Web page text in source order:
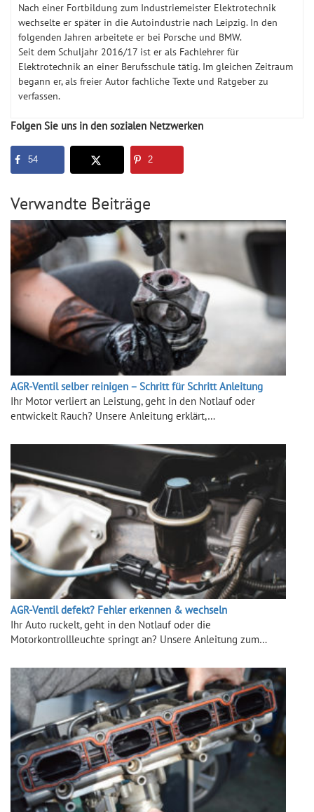
Nach einer Fortbildung zum Industriemeister Elektrotechnik
wechselte er später in die Autoindustrie nach Leipzig. In den
folgenden Jahren arbeitete er bei Porsche und BMW.
Seit dem Schuljahr 2016/17 ist er als Fachlehrer für
Elektrotechnik an einer Berufsschule tätig. Im gleichen Zeitraum
begann er, als freier Autor fachliche Texte und Ratgeber zu
verfassen.
Folgen Sie uns in den sozialen Netzwerken
54 2
Verwandte Beiträge
AGR-Ventil selber reinigen – Schritt für Schritt Anleitung
Ihr Motor verliert an Leistung, geht in den Notlauf oder
entwickelt Rauch? Unsere Anleitung erklärt,…
AGR-Ventil defekt? Fehler erkennen & wechseln
Ihr Auto ruckelt, geht in den Notlauf oder die
Motorkontrollleuchte springt an? Unsere Anleitung zum…